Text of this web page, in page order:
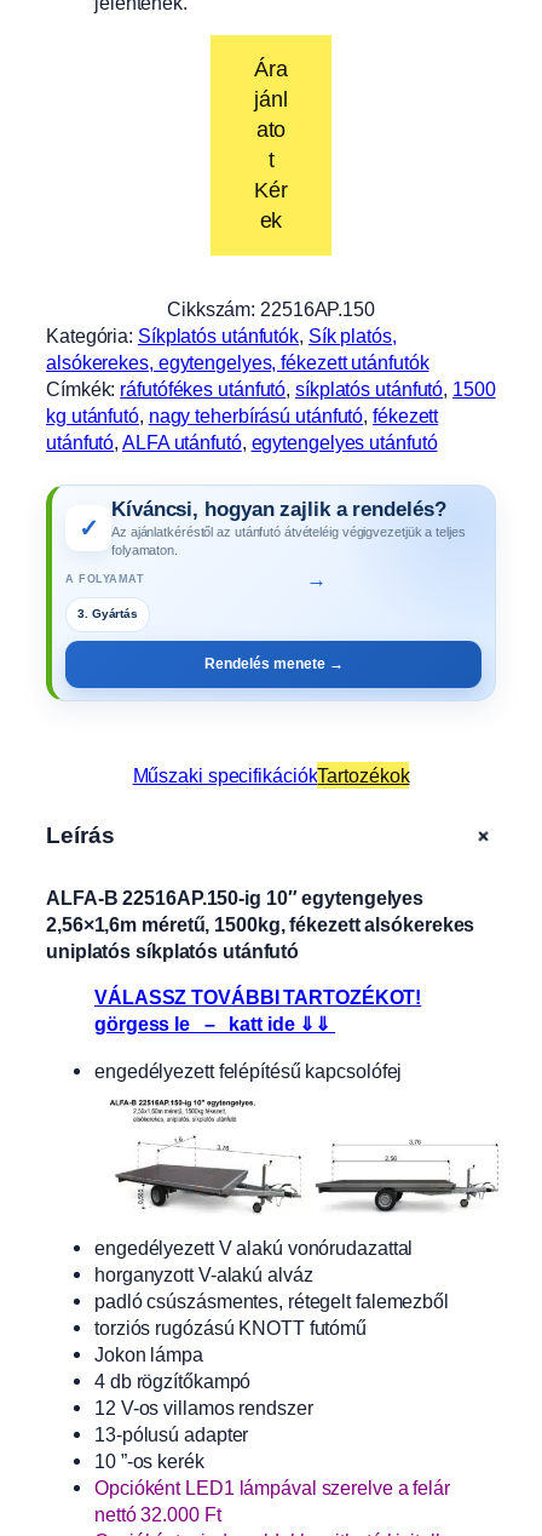
Ára
jánl
ato
t
Kér
ek
Cikkszám: 22516AP.150
Kategória: Síkplatós utánfutók, Sík platós,
alsókerekes, egytengelyes, fékezett utánfutók
Címkék: ráfutófékes utánfutó, síkplatós utánfutó, 1500
kg utánfutó, nagy teherbírású utánfutó, fékezett
utánfutó, ALFA utánfutó, egytengelyes utánfutó
✓
Kíváncsi, hogyan zajlik a rendelés?
Az ajánlatkéréstől az utánfutó átvételéig végigvezetjük a teljes
folyamaton.
A FOLYAMAT →
Rendelés menete →
Műszaki specifikációkTartozékok
Leírás +
ALFA-B 22516AP.150-ig 10″ egytengelyes
2,56×1,6m méretű, 1500kg, fékezett alsókerekes
uniplatós síkplatós utánfutó
VÁLASSZ TOVÁBBI TARTOZÉKOT!
görgess le – katt ide ⇓⇓
engedélyezett felépítésű kapcsolófej
engedélyezett V alakú vonórudazattal
horganyzott V-alakú alváz
padló csúszásmentes, rétegelt falemezből
torziós rugózású KNOTT futómű
Jokon lámpa
4 db rögzítőkampó
12 V-os villamos rendszer
13-pólusú adapter
10 ”-os kerék
Opcióként LED1 lámpával szerelve a felár
nettó 32.000 Ft